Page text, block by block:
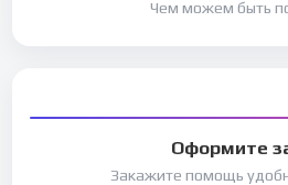
Чем можем быть
Оформите
Закажите помощь